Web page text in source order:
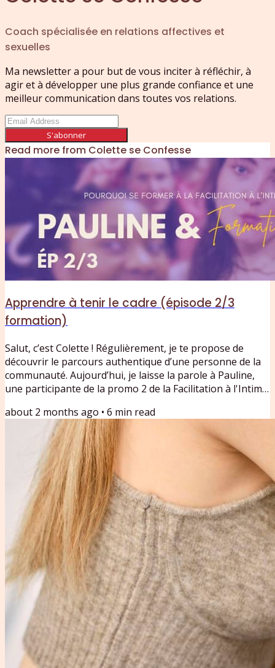
Coach spécialisée en relations affectives et
sexuelles
Ma newsletter a pour but de vous inciter à réfléchir, à
agir et à développer une plus grande confiance et une
meilleur communication dans toutes vos relations.
S'abonner
Read more from Colette se Confesse
Apprendre à tenir le cadre (épisode 2/3
formation)
Salut, c’est Colette ! Régulièrement, je te propose de
découvrir le parcours authentique d’une personne de la
communauté. Aujourd’hui, je laisse la parole à Pauline,
une participante de la promo 2 de la Facilitation à l'Intime.
raconte son expérience au sein de la formation
Facilitation de l’Intime de Colette se Confesse. Un récit de
l’intérieur, entre exploration personnelle, apprentissage
du cadre, consentement et transmission....
about 2 months ago • 6 min read